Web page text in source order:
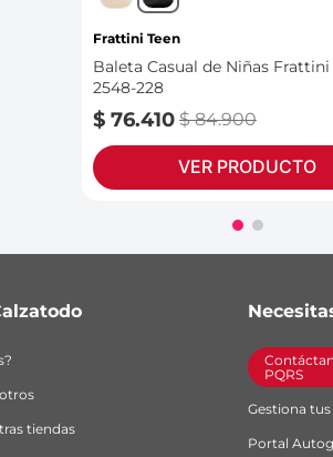
Frattini Teen
Baleta Casual de Niñas
2548-228
$ 76.410 $ 84.900
VER PRODUCTO
tiendas
PQRS
Gestiona
Portal